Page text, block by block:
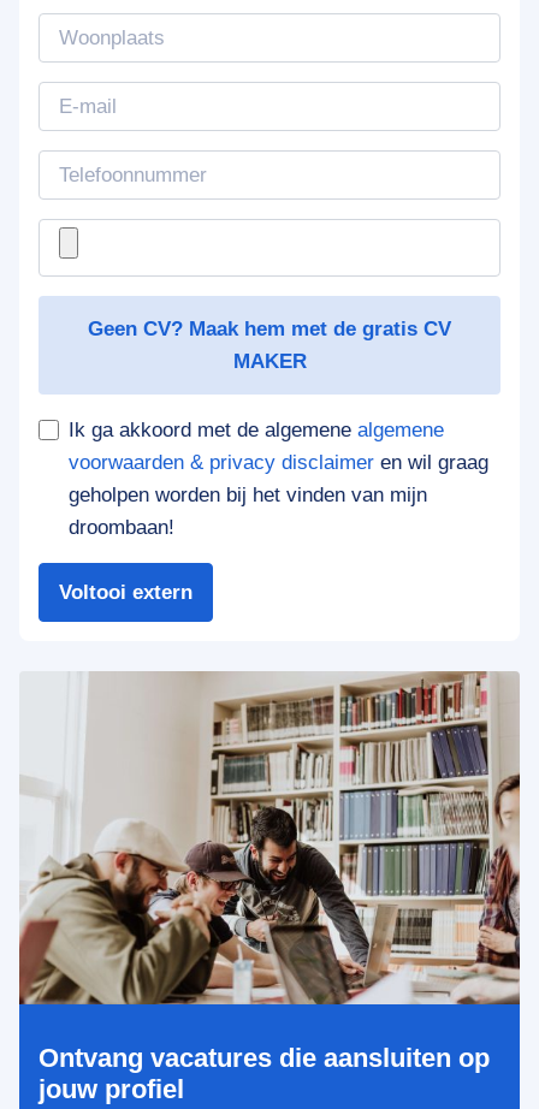
Geen CV? Maak hem met de gratis CV
MAKER
Ik ga akkoord met de algemenealgemene
voorwaarden & privacy disclaimer en wil graag
geholpen worden bij het vinden van mijn
droombaan!
Voltooi extern
Ontvang vacatures die aansluiten op
jouw profiel